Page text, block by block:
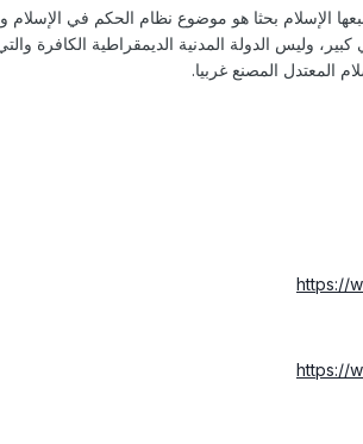
الإسلام بحثا هو موضوع نظام الحكم في الإسلام
كبير، وليس الدولة المدنية الديمقراطية الكافرة
المعتدل المصنع غربيا.
https://
https://